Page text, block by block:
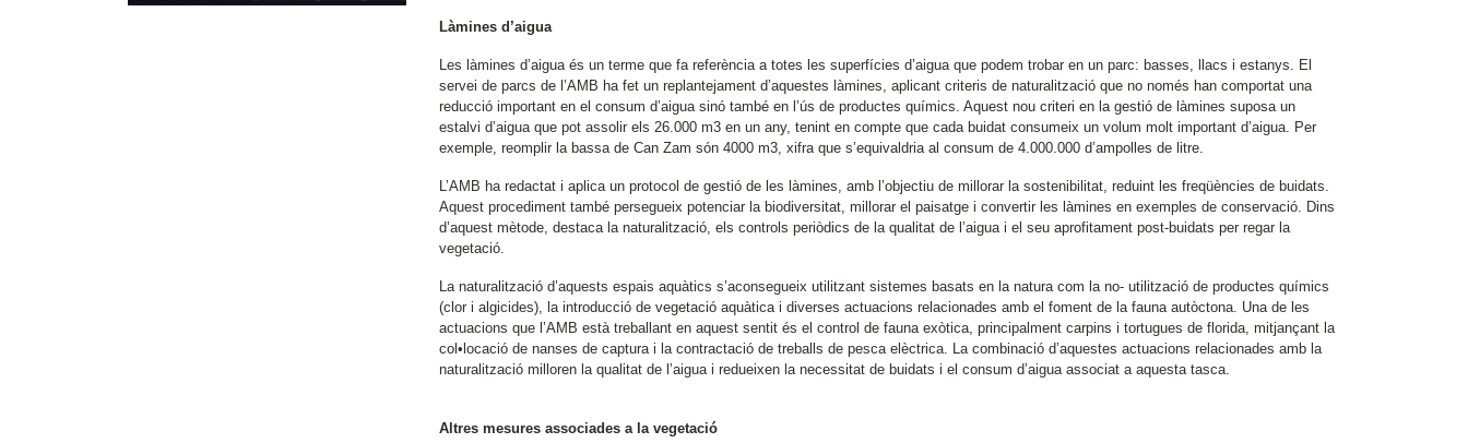
Làmines d’aigua
Les làmines d’aigua és un terme que fa referència a totes les superfícies d’aigua que podem trobar en un parc: basses, llacs i estanys. El
servei de parcs de l’AMB ha fet un replantejament d’aquestes làmines, aplicant criteris de naturalització que no només han comportat una
reducció important en el consum d’aigua sinó també en l’ús de productes químics. Aquest nou criteri en la gestió de làmines suposa un
estalvi d’aigua que pot assolir els 26.000 m3 en un any, tenint en compte que cada buidat consumeix un volum molt important d’aigua. Per
exemple, reomplir la bassa de Can Zam són 4000 m3, xifra que s’equivaldria al consum de 4.000.000 d’ampolles de litre.
L’AMB ha redactat i aplica un protocol de gestió de les làmines, amb l’objectiu de millorar la sostenibilitat, reduint les freqüències de buidats.
Aquest procediment també persegueix potenciar la biodiversitat, millorar el paisatge i convertir les làmines en exemples de conservació. Dins
d’aquest mètode, destaca la naturalització, els controls periòdics de la qualitat de l’aigua i el seu aprofitament post-buidats per regar la
vegetació.
La naturalització d’aquests espais aquàtics s’aconsegueix utilitzant sistemes basats en la natura com la no- utilització de productes químics
(clor i algicides), la introducció de vegetació aquàtica i diverses actuacions relacionades amb el foment de la fauna autòctona. Una de les
actuacions que l’AMB està treballant en aquest sentit és el control de fauna exòtica, principalment carpins i tortugues de florida, mitjançant la
col•locació de nanses de captura i la contractació de treballs de pesca elèctrica. La combinació d’aquestes actuacions relacionades amb la
naturalització milloren la qualitat de l’aigua i redueixen la necessitat de buidats i el consum d’aigua associat a aquesta tasca.
Altres mesures associades a la vegetació